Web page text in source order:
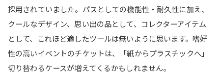
採用されていました。パスとしての機能性・耐久性に加え、
クールなデザイン、思い出の品として、コレクターアイテム
として、これほど適したツールは無いように思います。嗜好
性の高いイベントのチケットは、「紙からプラスチックへ」
切り替わるケースが増えてくるかもしれません。